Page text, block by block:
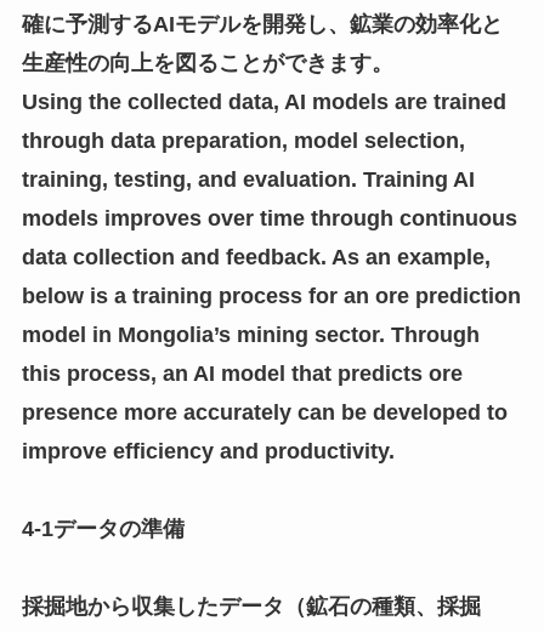
確に予測するAIモデルを開発し、鉱業の効率化と
生産性の向上を図ることができます。
Using the collected data, AI models are trained
through data preparation, model selection,
training, testing, and evaluation. Training AI
models improves over time through continuous
data collection and feedback. As an example,
below is a training process for an ore prediction
model in Mongolia’s mining sector. Through
this process, an AI model that predicts ore
presence more accurately can be developed to
improve efficiency and productivity.
4-1データの準備
採掘地から収集したデータ（鉱石の種類、採掘